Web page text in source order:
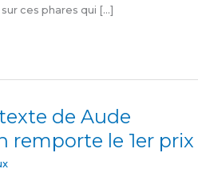
ces phares qui […]
de Aude
remporte le 1er prix